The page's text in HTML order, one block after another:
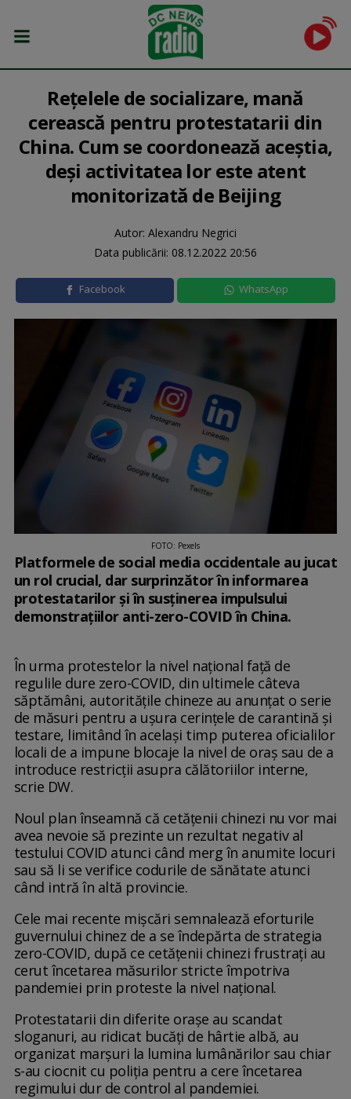
Rețelele de socializare, mană
cerească pentru protestatarii din
China. Cum se coordonează aceștia,
deși activitatea lor este atent
monitorizată de Beijing
Autor: Alexandru Negrici
Data publicării: 08.12.2022 20:56
Facebook WhatsApp
FOTO: Pexels
Platformele de social media occidentale au jucat
un rol crucial, dar surprinzător în informarea
protestatarilor și în susținerea impulsului
demonstrațiilor anti-zero-COVID în China.
În urma protestelor la nivel național față de
regulile dure zero-COVID, din ultimele câteva
săptămâni, autoritățile chineze au anunțat o serie
de măsuri pentru a ușura cerințele de carantină și
testare, limitând în același timp puterea oficialilor
locali de a impune blocaje la nivel de oraș sau de a
introduce restricții asupra călătoriilor interne,
scrie DW.
Noul plan înseamnă că cetățenii chinezi nu vor mai
avea nevoie să prezinte un rezultat negativ al
testului COVID atunci când merg în anumite locuri
sau să li se verifice codurile de sănătate atunci
când intră în altă provincie.
Cele mai recente mișcări semnalează eforturile
guvernului chinez de a se îndepărta de strategia
zero-COVID, după ce cetățenii chinezi frustrați au
cerut încetarea măsurilor stricte împotriva
pandemiei prin proteste la nivel național.
Protestatarii din diferite orașe au scandat
sloganuri, au ridicat bucăți de hârtie albă, au
organizat marșuri la lumina lumânărilor sau chiar
s-au ciocnit cu poliția pentru a cere încetarea
regimului dur de control al pandemiei.